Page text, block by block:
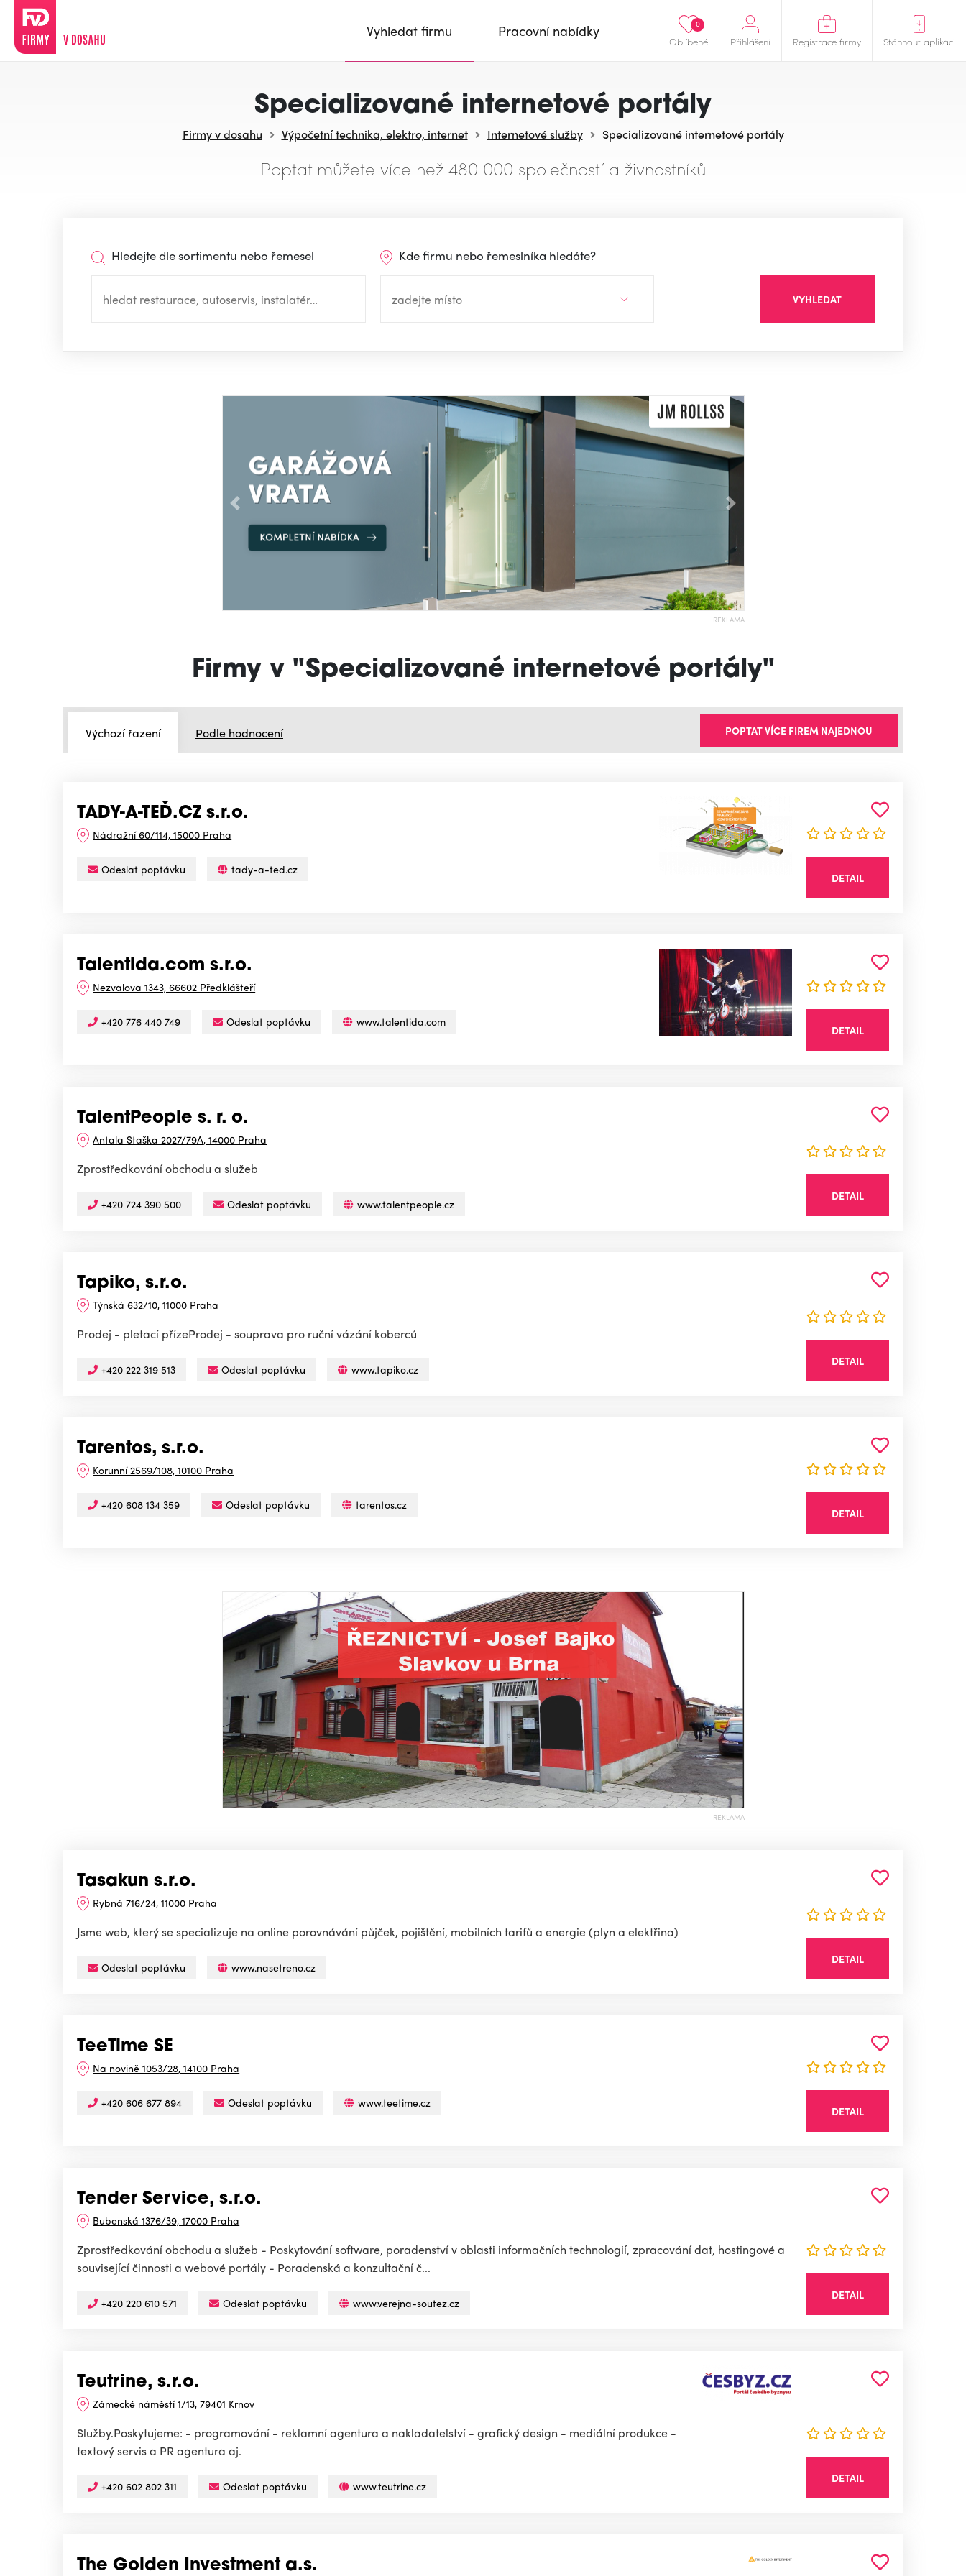
Oblíbené
0
Přihlášení Registrace firmy Stáhnout aplikaci
Vyhledat firmu Pracovní nabídky
Specializované internetové portály
Firmy v dosahu Výpočetní technika, elektro, internet Internetové služby Specializované internetové portály
Poptat můžete více než 480 000 společností a živnostníků
Hledejte dle sortimentu nebo řemesel Kde firmu nebo řemeslníka hledáte?
VYHLEDAT
Předchozí Následující
REKLAMA
Firmy v "Specializované internetové portály"
Výchozí řazení Podle hodnocení POPTAT VÍCE FIREM NAJEDNOU
TADY-A-TEĎ.CZ s.r.o.
Nádražní 60/114, 15000 Praha
Odeslat poptávku tady-a-ted.cz
DETAIL
Talentida.com s.r.o.
Nezvalova 1343, 66602 Předklášteří
+420 776 440 749 Odeslat poptávku www.talentida.com
DETAIL
TalentPeople s. r. o.
Antala Staška 2027/79A, 14000 Praha
Zprostředkování obchodu a služeb
+420 724 390 500 Odeslat poptávku www.talentpeople.cz
DETAIL
Tapiko, s.r.o.
Týnská 632/10, 11000 Praha
Prodej - pletací přízeProdej - souprava pro ruční vázání koberců
+420 222 319 513 Odeslat poptávku www.tapiko.cz
DETAIL
Tarentos, s.r.o.
Korunní 2569/108, 10100 Praha
+420 608 134 359 Odeslat poptávku tarentos.cz
DETAIL
REKLAMA
Tasakun s.r.o.
Rybná 716/24, 11000 Praha
Jsme web, který se specializuje na online porovnávání půjček, pojištění, mobilních tarifů a energie (plyn a elektřina)
Odeslat poptávku www.nasetreno.cz
DETAIL
TeeTime SE
Na novině 1053/28, 14100 Praha
+420 606 677 894 Odeslat poptávku www.teetime.cz
DETAIL
Tender Service, s.r.o.
Bubenská 1376/39, 17000 Praha
Zprostředkování obchodu a služeb - Poskytování software, poradenství v oblasti informačních technologií, zpracování dat, hostingové a
související činnosti a webové portály - Poradenská a konzultační č...
+420 220 610 571 Odeslat poptávku www.verejna-soutez.cz
DETAIL
Teutrine, s.r.o.
Zámecké náměstí 1/13, 79401 Krnov
Služby.Poskytujeme: - programování - reklamní agentura a nakladatelství - grafický design - mediální produkce -
textový servis a PR agentura aj.
+420 602 802 311 Odeslat poptávku www.teutrine.cz
DETAIL
The Golden Investment a.s.